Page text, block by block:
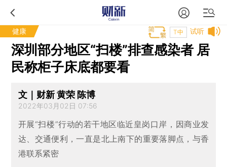
健康 试听
T中
深圳部分地区“扫楼”排查感染者 居
民称柜子床底都要看
文｜财新 黄荣 陈博
2022年03月02日 07:56
开展“扫楼”行动的若干地区临近皇岗口岸，因商业发
达、交通便利，一直是北上南下的重要落脚点，与香
港联系紧密